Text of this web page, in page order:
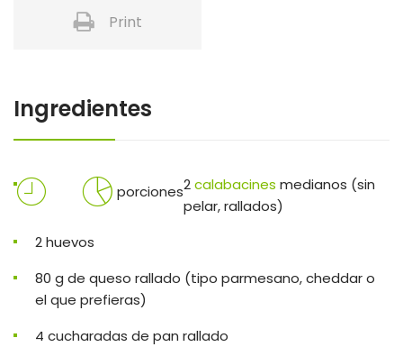
Print
Ingredientes
porciones2calabacines medianos (sin
pelar, rallados)
2 huevos
80 g de queso rallado (tipo parmesano, cheddar o
el que prefieras)
4 cucharadas de pan rallado